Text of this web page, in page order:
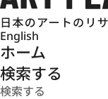
English
ホーム
検索する